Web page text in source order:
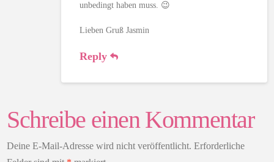
unbedingt haben muss. 😉
Lieben Gruß Jasmin
Reply
Schreibe einen Kommentar
Deine E-Mail-Adresse wird nicht veröffentlicht. Erforderliche